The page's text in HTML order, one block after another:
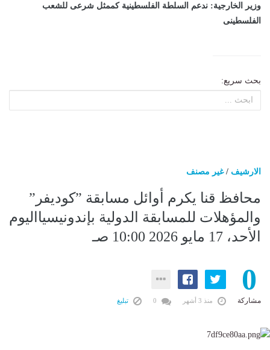
وزير الخارجية: ندعم السلطة الفلسطينية كممثل شرعى للشعب
الفلسطينى
بحث سريع:
الارشيف /غير مصنف
محافظ قنا يكرم أوائل مسابقة ”كوديفر”
والمؤهلات للمسابقة الدولية بإندونيسيااليوم
الأحد، 17 مايو 2026 10:00 صـ
0
مشاركة منذ 3 أشهر تبليغ